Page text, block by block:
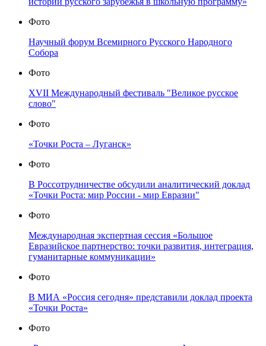
Фото
Научный форум Всемирного Русского Народного
Собора
Фото
XVII Международный фестиваль "Великое русское
слово"
Фото
«Точки Роста – Луганск»
Фото
В Россотрудничестве обсудили аналитический доклад
«Точки Роста: мир России - мир Евразии"
Фото
Международная экспертная сессия «Большое
Евразийское партнерство: точки развития, интеграция,
гуманитарные коммуникации»
Фото
В МИА «Россия сегодня» представили доклад проекта
«Точки Роста»
Фото